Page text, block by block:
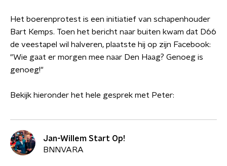
Het boerenprotest is een initiatief van schapenhouder
Bart Kemps. Toen het bericht naar buiten kwam dat D66
de veestapel wil halveren, plaatste hij op zijn Facebook:
"Wie gaat er morgen mee naar Den Haag? Genoeg is
genoeg!"
​Bekijk hieronder het hele gesprek met Peter:
Jan-Willem Start Op!
BNNVARA